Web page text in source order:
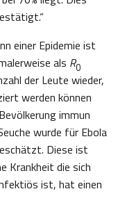
einer Epidemie ist
als R0
der Leute wieder,
werden können
immun
wurde für Ebola
Diese ist
Krankheit die sich
ist, hat einen